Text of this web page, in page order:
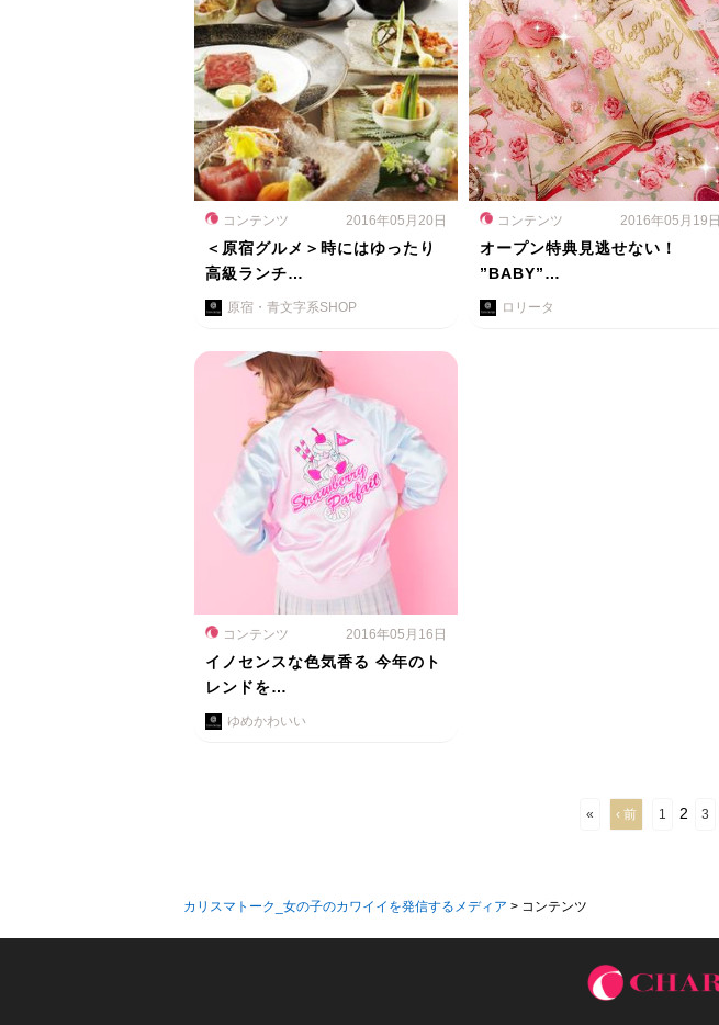
コンテンツ 2016年05月20日
＜原宿グルメ＞時にはゆったり
高級ランチ…
原宿・青文字系SHOP
コンテンツ 2016年05月19日
オープン特典見逃せない！
”BABY”…
ロリータ
コンテンツ 2016年05月16日
イノセンスな色気香る 今年のト
レンドを…
ゆめかわいい
« ‹ 前 1 2 3
カリスマトーク_女の子のカワイイを発信するメディア > コンテンツ